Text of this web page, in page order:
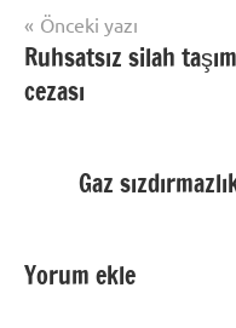
Yazı
gezinmesi
Önceki yazı
Ruhsatsız silah
cezası
Gaz
Yorum ekle